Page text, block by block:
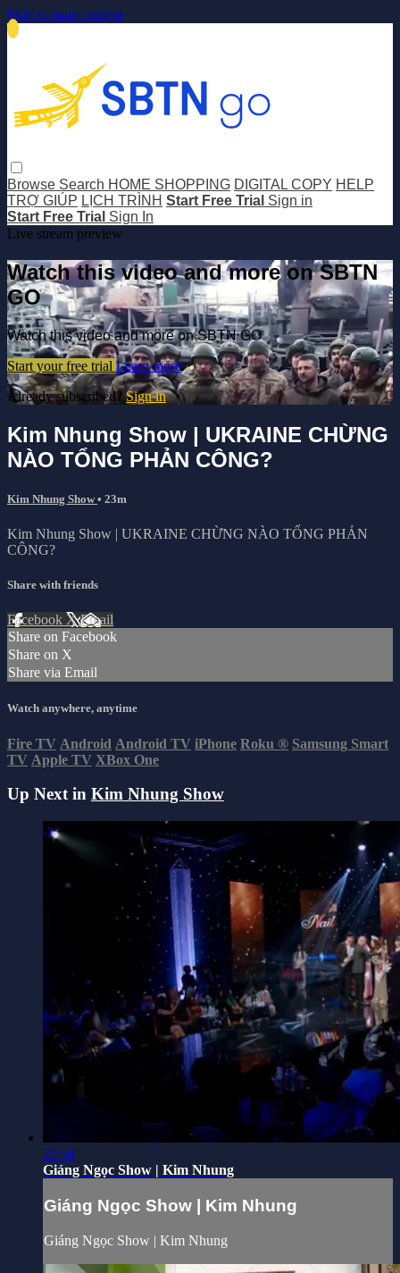
Skip to main content
Browse Search HOME SHOPPING DIGITAL COPY HELP
TRỢ GIÚP LỊCH TRÌNH Start Free Trial Sign in
Start Free Trial Sign In
Live stream preview
Watch this video and more on SBTN
GO
Watch this video and more on SBTN GO
Start your free trial Learn more
Already subscribed? Sign in
Kim Nhung Show | UKRAINE CHỪNG
NÀO TỔNG PHẢN CÔNG?
Kim Nhung Show• 23m
Kim Nhung Show | UKRAINE CHỪNG NÀO TỔNG PHẢN
CÔNG?
Share with friends
Facebook XEmail
Share on Facebook
Share on X
Share via Email
Watch anywhere, anytime
Fire TV Android Android TV iPhone Roku ® Samsung Smart
TV Apple TV XBox One
Up Next in Kim Nhung Show
22:54
Giáng Ngọc Show | Kim Nhung
Giáng Ngọc Show | Kim Nhung
Giáng Ngọc Show | Kim Nhung